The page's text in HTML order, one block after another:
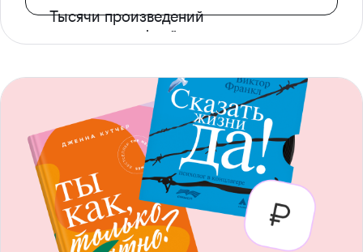
Тысячи произведений
с доступом офлайн